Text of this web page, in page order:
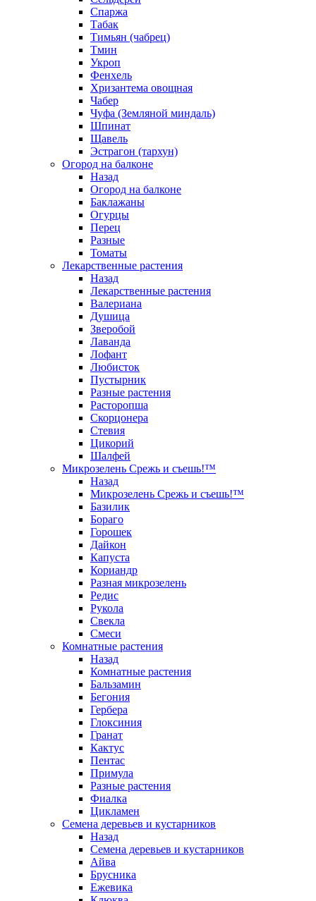
Спаржа
Табак
Тимьян (чабрец)
Тмин
Укроп
Фенхель
Хризантема овощная
Чабер
Чуфа (Земляной миндаль)
Шпинат
Щавель
Эстрагон (тархун)
Огород на балконе
Назад
Огород на балконе
Баклажаны
Огурцы
Перец
Разные
Томаты
Лекарственные растения
Назад
Лекарственные растения
Валериана
Душица
Зверобой
Лаванда
Лофант
Любисток
Пустырник
Разные растения
Расторопша
Скорцонера
Стевия
Цикорий
Шалфей
Микрозелень Срежь и съешь!™
Назад
Микрозелень Срежь и съешь!™
Базилик
Бораго
Горошек
Дайкон
Капуста
Кориандр
Разная микрозелень
Редис
Рукола
Свекла
Смеси
Комнатные растения
Назад
Комнатные растения
Бальзамин
Бегония
Гербера
Глоксиния
Гранат
Кактус
Пентас
Примула
Разные растения
Фиалка
Цикламен
Семена деревьев и кустарников
Назад
Семена деревьев и кустарников
Айва
Брусника
Ежевика